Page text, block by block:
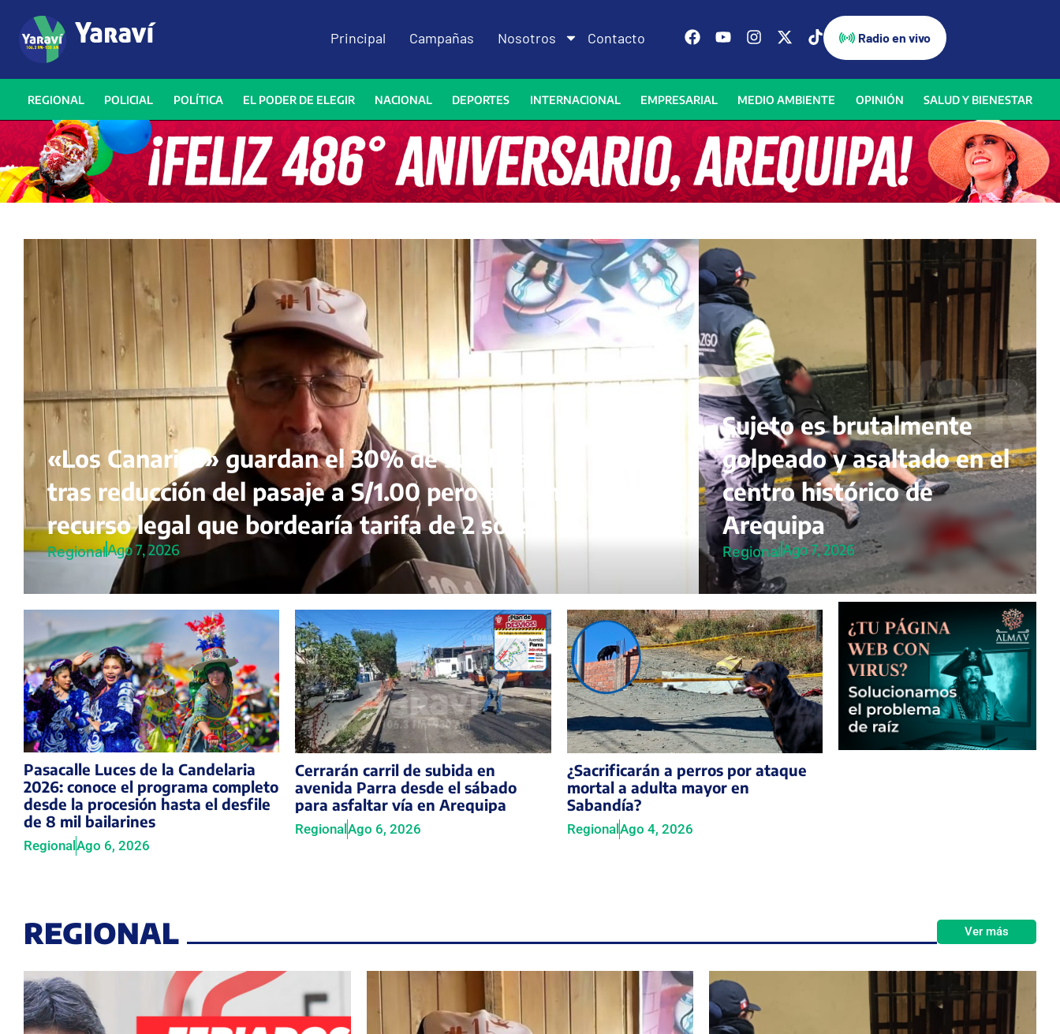
Principal Campañas Nosotros Contacto Radio en vivo
REGIONAL POLICIAL POLÍTICA EL PODER DE ELEGIR NACIONAL DEPORTES INTERNACIONAL EMPRESARIAL MEDIO AMBIENTE OPINIÓN SALUD Y BIENESTAR
«Los Canarios» guardan el 30% de sus buses
tras reducción del pasaje a S/1.00 pero alistan
recurso legal que bordearía tarifa de 2 soles
RegionalAgo 7, 2026
Sujeto es brutalmente
golpeado y asaltado en el
centro histórico de
Arequipa
RegionalAgo 7, 2026
Pasacalle Luces de la Candelaria
2026: conoce el programa completo
desde la procesión hasta el desfile
de 8 mil bailarines
RegionalAgo 6, 2026
Cerrarán carril de subida en
avenida Parra desde el sábado
para asfaltar vía en Arequipa
Regional Ago 6, 2026
¿Sacrificarán a perros por ataque
mortal a adulta mayor en
Sabandía?
Regional Ago 4, 2026
REGIONAL Ver más